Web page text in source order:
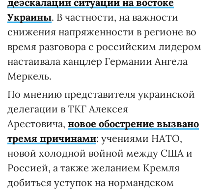
Украины. В частности, на важности
снижения напряженности в регионе во
время разговора с российским лидером
настаивала канцлер Германии Ангела
Меркель.
По мнению представителя украинской
делегации в ТКГ Алексея
Арестовича, новое обострение вызвано
тремя причинами: учениями НАТО,
новой холодной войной между США и
Россией, а также желанием Кремля
добиться уступок на нормандском